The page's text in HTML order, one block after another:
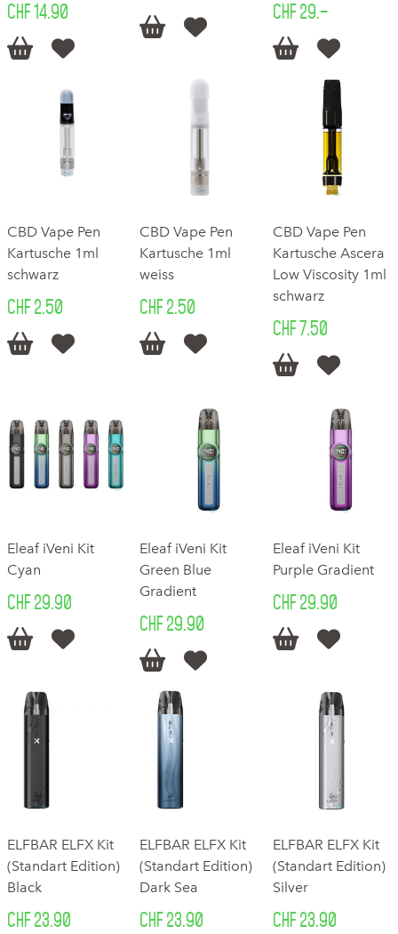
CHF 14.90
 
 
CHF 29.–
 
CBD Vape Pen
Kartusche 1ml
schwarz
CHF 2.50
 
CBD Vape Pen
Kartusche 1ml
weiss
CHF 2.50
 
CBD Vape Pen
Kartusche Ascera
Low Viscosity 1ml
schwarz
CHF 7.50
 
Eleaf iVeni Kit
Cyan
CHF 29.90
 
Eleaf iVeni Kit
Green Blue
Gradient
CHF 29.90
 
Eleaf iVeni Kit
Purple Gradient
CHF 29.90
 
ELFBAR ELFX Kit
(Standart Edition)
Black
CHF 23.90
ELFBAR ELFX Kit
(Standart Edition)
Dark Sea
CHF 23.90
ELFBAR ELFX Kit
(Standart Edition)
Silver
CHF 23.90